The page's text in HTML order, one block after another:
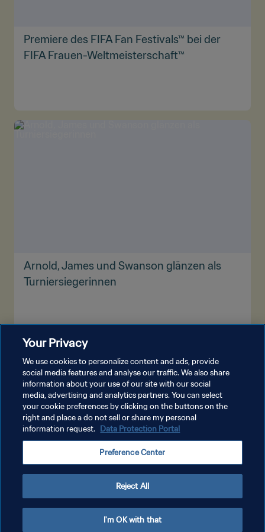
Premiere des FIFA Fan Festivals™ bei der
FIFA Frauen-Weltmeisterschaft™
Arnold, James und Swanson glänzen als
Turniersiegerinnen
MEHR ANZEIGEN
DATENSCHUTZ
NUTZUNGSBEDINGUNGEN
COOKIE-EINSTELLUNGEN VERWALTEN
Your Privacy
We use cookies to personalize content and ads, provide
social media features and analyse our traffic. We also share
information about your use of our site with our social
media, advertising and analytics partners. You can select
your cookie preferences by clicking on the buttons on the
right and place a do not sell or share my personal
information request. Data Protection Portal
Preference Center
Reject All
I'm OK with that